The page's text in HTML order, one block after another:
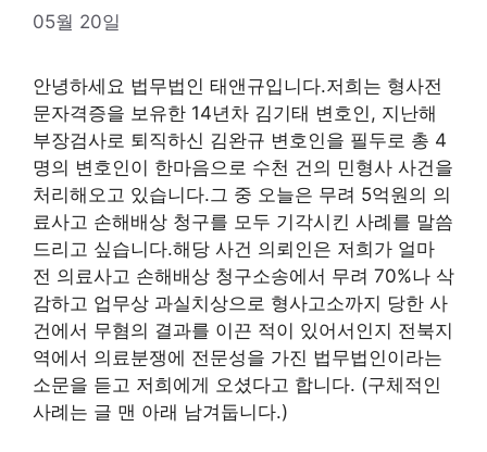
05월 20일
안녕하세요 법무법인 태앤규입니다.저희는 형사전
문자격증을 보유한 14년차 김기태 변호인, 지난해
부장검사로 퇴직하신 김완규 변호인을 필두로 총 4
명의 변호인이 한마음으로 수천 건의 민형사 사건을
처리해오고 있습니다.그 중 오늘은 무려 5억원의 의
료사고 손해배상 청구를 모두 기각시킨 사례를 말씀
드리고 싶습니다.해당 사건 의뢰인은 저희가 얼마
전 의료사고 손해배상 청구소송에서 무려 70%나 삭
감하고 업무상 과실치상으로 형사고소까지 당한 사
건에서 무혐의 결과를 이끈 적이 있어서인지 전북지
역에서 의료분쟁에 전문성을 가진 법무법인이라는
소문을 듣고 저희에게 오셨다고 합니다. (구체적인
사례는 글 맨 아래 남겨둡니다.)